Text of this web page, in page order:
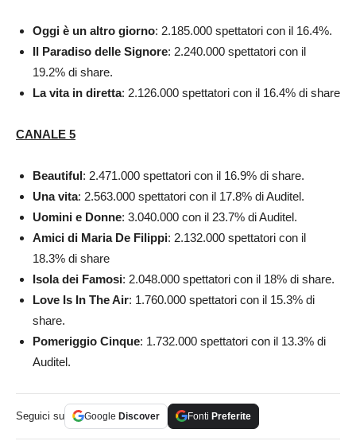
Oggi è un altro giorno: 2.185.000 spettatori con il 16.4%.
Il Paradiso delle Signore: 2.240.000 spettatori con il
19.2% di share.
La vita in diretta: 2.126.000 spettatori con il 16.4% di share
CANALE 5
Beautiful: 2.471.000 spettatori con il 16.9% di share.
Una vita: 2.563.000 spettatori con il 17.8% di Auditel.
Uomini e Donne: 3.040.000 con il 23.7% di Auditel.
Amici di Maria De Filippi: 2.132.000 spettatori con il
18.3% di share
Isola dei Famosi: 2.048.000 spettatori con il 18% di share.
Love Is In The Air: 1.760.000 spettatori con il 15.3% di
share.
Pomeriggio Cinque: 1.732.000 spettatori con il 13.3% di
Auditel.
Seguici su Google Discover Fonti Preferite